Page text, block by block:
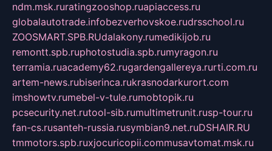
ndm.msk.ruratingzooshop.ruapiaccess.ru
globalautotrade.infobezverhovskoe.rudrsschool.ru
ZOOSMART.SPB.RUdalakony.rumedikijob.ru
remontt.spb.ruphotostudia.spb.rumyragon.ru
terramia.ruacademy62.rugardengallereya.rurti.com.ru
artem-news.rubiserinca.rukrasnodarkurort.com
imshowtv.rumebel-v-tule.rumobtopik.ru
pcsecurity.net.rutool-sib.rumultimetrunit.rusp-tour.ru
fan-cs.rusanteh-russia.rusymbian9.net.ruDSHAIR.RU
tmmotors.spb.ruxjocuricopii.commusavtomat.msk.ru